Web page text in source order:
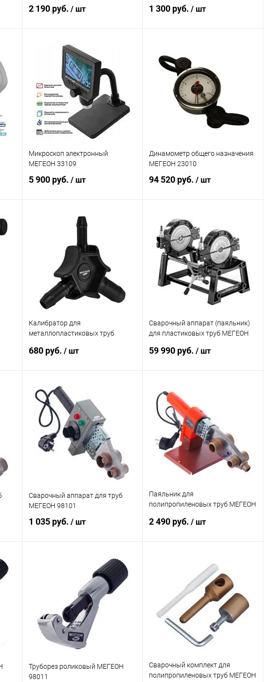
2 190 руб. / шт
В корзину
Купить в 1 клик Сравнение
В избранное Под заказ
1 300 руб./ шт
Купить в 1 клик
В избранное Под заказ
Микроскоп электронный
МЕГЕОН 33109
5 900 руб. / шт
В корзину
Купить в 1 клик
В избранное Под заказ
Динамометр общего назначения
МЕГЕОН 23010
94 520 руб./ шт
Купить в 1 клик К сравнению
В избранное Под заказ
Калибратор для
металлопластиковых труб
680 руб. / шт
Купить в 1 клик К сравнению
В избранное Под заказ
Сварочный аппарат (паяльник)
для пластиковых труб МЕГЕОН
59 990 руб./ шт
Купить в 1 клик
В избранное Под заказ
Сварочный аппарат для труб
МЕГЕОН 98101
1 035 руб. / шт
В корзину
Купить в 1 клик К сравнению
В избранное Под заказ
Паяльник для
полипропиленовых труб МЕГЕОН
2 490 руб./ шт
В корзину
Купить в 1 клик К сравнению
В избранное Под заказ
Труборез роликовый МЕГЕОН
98011
Сварочный комплект для
полипропиленовых труб МЕГЕОН